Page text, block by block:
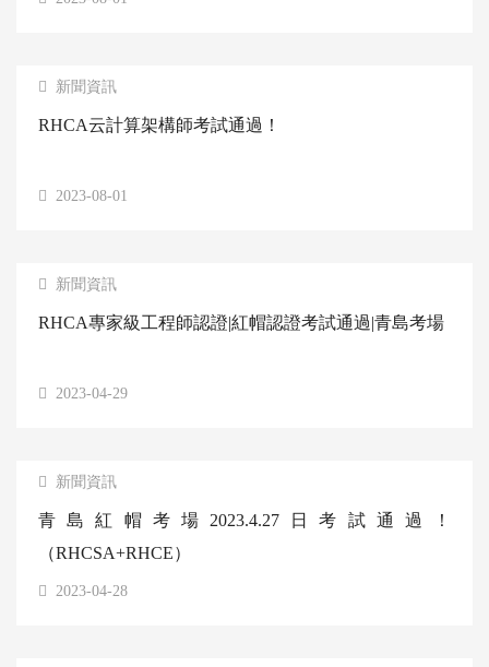
新聞資訊
RHCA云計算架構師考試通過！
2023-08-01
新聞資訊
RHCA專家級工程師認證|紅帽認證考試通過|青島考場
2023-04-29
新聞資訊
青島紅帽考場2023.4.27日考試通過！
（RHCSA+RHCE）
2023-04-28